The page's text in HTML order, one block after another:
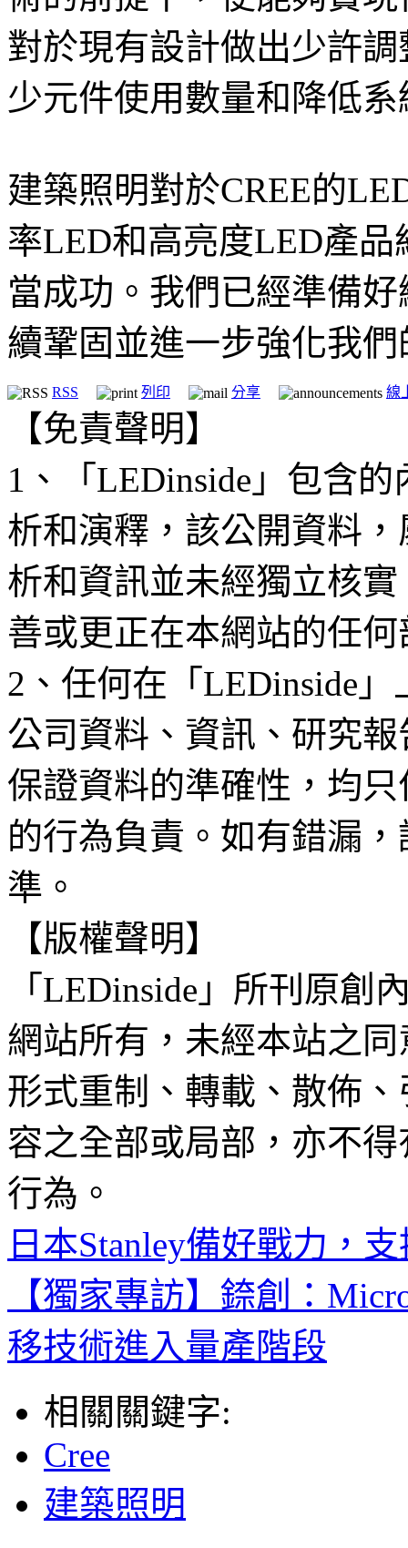
對於現有設計做出少許
少元件使用數量和降低
建築照明對於CREE的
率LED和高亮度LED產
當成功。我們已經準備
續鞏固並進一步強化我
RSS 列印 分享 線
【免責聲明】
1、「LEDinside」包含
析和演釋，該公開資料
析和資訊並未經獨立核
善或更正在本網站的任
2、任何在「LEDinside
公司資料、資訊、研究
保證資料的準確性，均
的行為負責。如有錯漏
準。
【版權聲明】
「LEDinside」所刊原創
網站所有，未經本站之
形式重制、轉載、散佈
容之全部或局部，亦不
行為。
日本Stanley備好戰力，
【獨家專訪】錼創：
移技術進入量產階段
相關關鍵字:
Cree
建築照明